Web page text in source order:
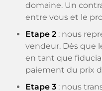
domaine. Un
entre vous et le
Etape 2 : nous
vendeur. Dès que
en tant que
paiement du prix
Etape 3 : nous